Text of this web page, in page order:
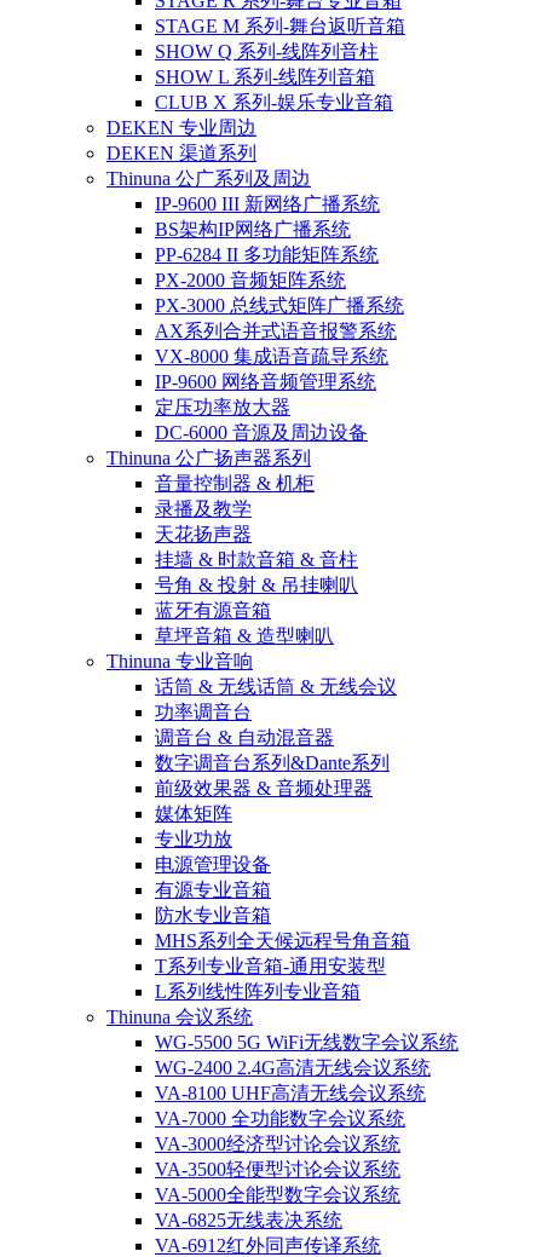
STAGE M 系列-舞台返听音箱
SHOW Q 系列-线阵列音柱
SHOW L 系列-线阵列音箱
CLUB X 系列-娱乐专业音箱
DEKEN 专业周边
DEKEN 渠道系列
Thinuna 公广系列及周边
IP-9600 III 新网络广播系统
BS架构IP网络广播系统
PP-6284 II 多功能矩阵系统
PX-2000 音频矩阵系统
PX-3000 总线式矩阵广播系统
AX系列合并式语音报警系统
VX-8000 集成语音疏导系统
IP-9600 网络音频管理系统
定压功率放大器
DC-6000 音源及周边设备
Thinuna 公广扬声器系列
音量控制器 & 机柜
录播及教学
天花扬声器
挂墙 & 时款音箱 & 音柱
号角 & 投射 & 吊挂喇叭
蓝牙有源音箱
草坪音箱 & 造型喇叭
Thinuna 专业音响
话筒 & 无线话筒 & 无线会议
功率调音台
调音台 & 自动混音器
数字调音台系列&Dante系列
前级效果器 & 音频处理器
媒体矩阵
专业功放
电源管理设备
有源专业音箱
防水专业音箱
MHS系列全天候远程号角音箱
T系列专业音箱-通用安装型
L系列线性阵列专业音箱
Thinuna 会议系统
WG-5500 5G WiFi无线数字会议系统
WG-2400 2.4G高清无线会议系统
VA-8100 UHF高清无线会议系统
VA-7000 全功能数字会议系统
VA-3000经济型讨论会议系统
VA-3500轻便型讨论会议系统
VA-5000全能型数字会议系统
VA-6825无线表决系统
VA-6912红外同声传译系统